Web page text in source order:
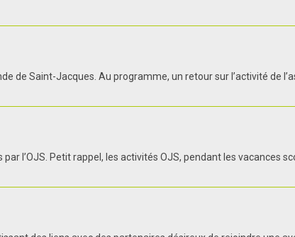
de Saint-Jacques. Au programme, un retour sur l’activité de
l’OJS. Petit rappel, les activités OJS, pendant les vacances